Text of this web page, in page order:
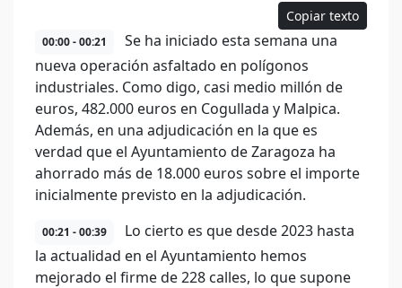
Copiar texto
00:00 - 00:21
Se ha iniciado esta semana una
nueva operación asfaltado en polígonos
industriales. Como digo, casi medio millón de
euros, 482.000 euros en Cogullada y Malpica.
Además, en una adjudicación en la que es
verdad que el Ayuntamiento de Zaragoza ha
ahorrado más de 18.000 euros sobre el importe
inicialmente previsto en la adjudicación.
00:21 - 00:39
Lo cierto es que desde 2023 hasta
la actualidad en el Ayuntamiento hemos
mejorado el firme de 228 calles, lo que supone